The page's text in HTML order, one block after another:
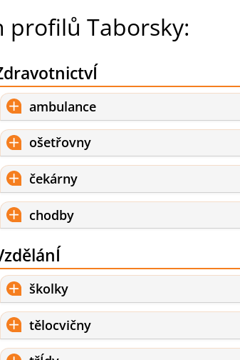
profilů Taborsky:
ambulance
ošetřovny
čekárny
chodby
školky
tělocvičny